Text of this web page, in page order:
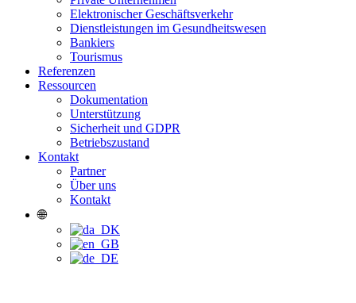
Elektronischer Geschäftsverkehr
Dienstleistungen im Gesundheitswesen
Bankiers
Tourismus
Referenzen
Ressourcen
Dokumentation
Unterstützung
Sicherheit und GDPR
Betriebszustand
Kontakt
Partner
Über uns
Kontakt
🌐